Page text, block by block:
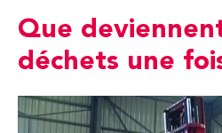
Que
déchets une